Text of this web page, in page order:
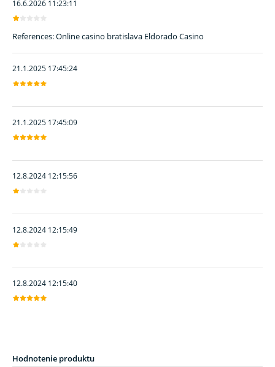
16.6.2026 11:23:11
References: Online casino bratislava Eldorado Casino
21.1.2025 17:45:24
21.1.2025 17:45:09
12.8.2024 12:15:56
12.8.2024 12:15:49
12.8.2024 12:15:40
Hodnotenie produktu